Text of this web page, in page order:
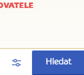
Hledat